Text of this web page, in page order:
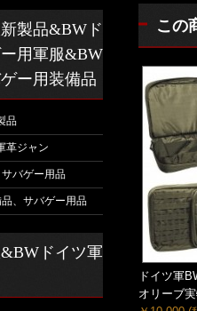
この
ドイツ軍
オリーブ
製品&BWド
用軍服&BW
ー用装備品
品
革ジャン
バゲー用品
、サバゲー用品
ドイツ軍